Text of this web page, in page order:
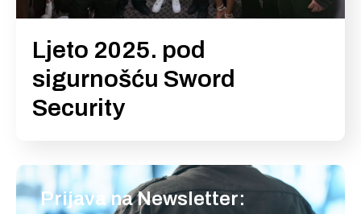
Ljeto 2025. pod
sigurnošću Sword
Security
Prijava na Newsletter: